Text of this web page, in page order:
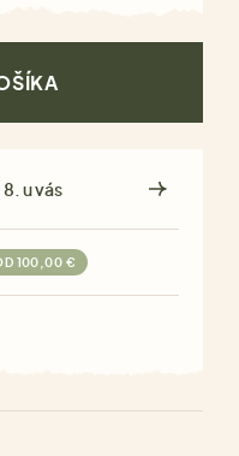
8. u vás
100,00 €